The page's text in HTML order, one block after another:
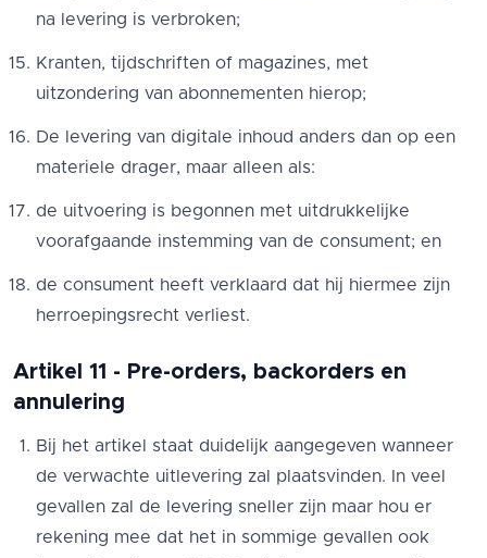
na levering is verbroken;
Kranten, tijdschriften of magazines, met
uitzondering van abonnementen hierop;
De levering van digitale inhoud anders dan op een
materiele drager, maar alleen als:
de uitvoering is begonnen met uitdrukkelijke
voorafgaande instemming van de consument; en
de consument heeft verklaard dat hij hiermee zijn
herroepingsrecht verliest.
Artikel 11 - Pre-orders, backorders en
annulering
Bij het artikel staat duidelijk aangegeven wanneer
de verwachte uitlevering zal plaatsvinden. In veel
gevallen zal de levering sneller zijn maar hou er
rekening mee dat het in sommige gevallen ook